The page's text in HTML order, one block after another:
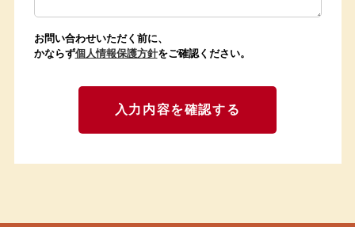
お問い合わせいただく前に、
かならず個人情報保護方針をご確認ください。